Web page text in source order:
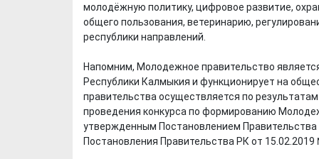
молодёжную политику, цифровое развитие,
общего пользования, ветеринарию,
республики направлений.
Напомним, Молодежное правительство
Республики Калмыкия и функционирует на
правительства осуществляется по
проведения конкурса по формированию
утвержденным Постановлением Правительства
Постановления Правительства РК от 15.02.2019